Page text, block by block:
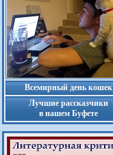
Всемирный день кошек
Лучшие рассказчики
в нашем Буфете